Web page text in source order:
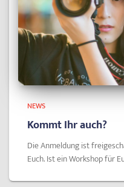
NEWS
Kommt Ihr auch?
Die Anmeldung ist
Euch. Ist ein Workshop für